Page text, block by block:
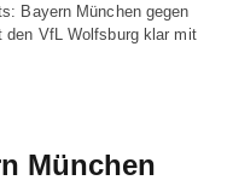
Bayern München gegen
den VfL Wolfsburg klar mit
München